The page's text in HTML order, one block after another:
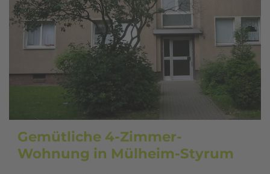
Gemütliche 4-Zimmer-
Wohnung in Mülheim-Styrum